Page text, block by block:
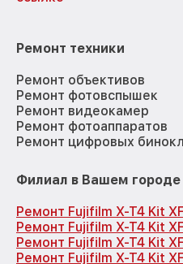
Ремонт техники
Ремонт объективов
Ремонт фотовспышек
Ремонт видеокамер
Ремонт фотоаппаратов
Ремонт цифровых
Филиал в Вашем городе
Ремонт Fujifilm X-T4 Kit
Ремонт Fujifilm X-T4 Kit
Ремонт Fujifilm X-T4 Kit
Ремонт Fujifilm X-T4 Kit